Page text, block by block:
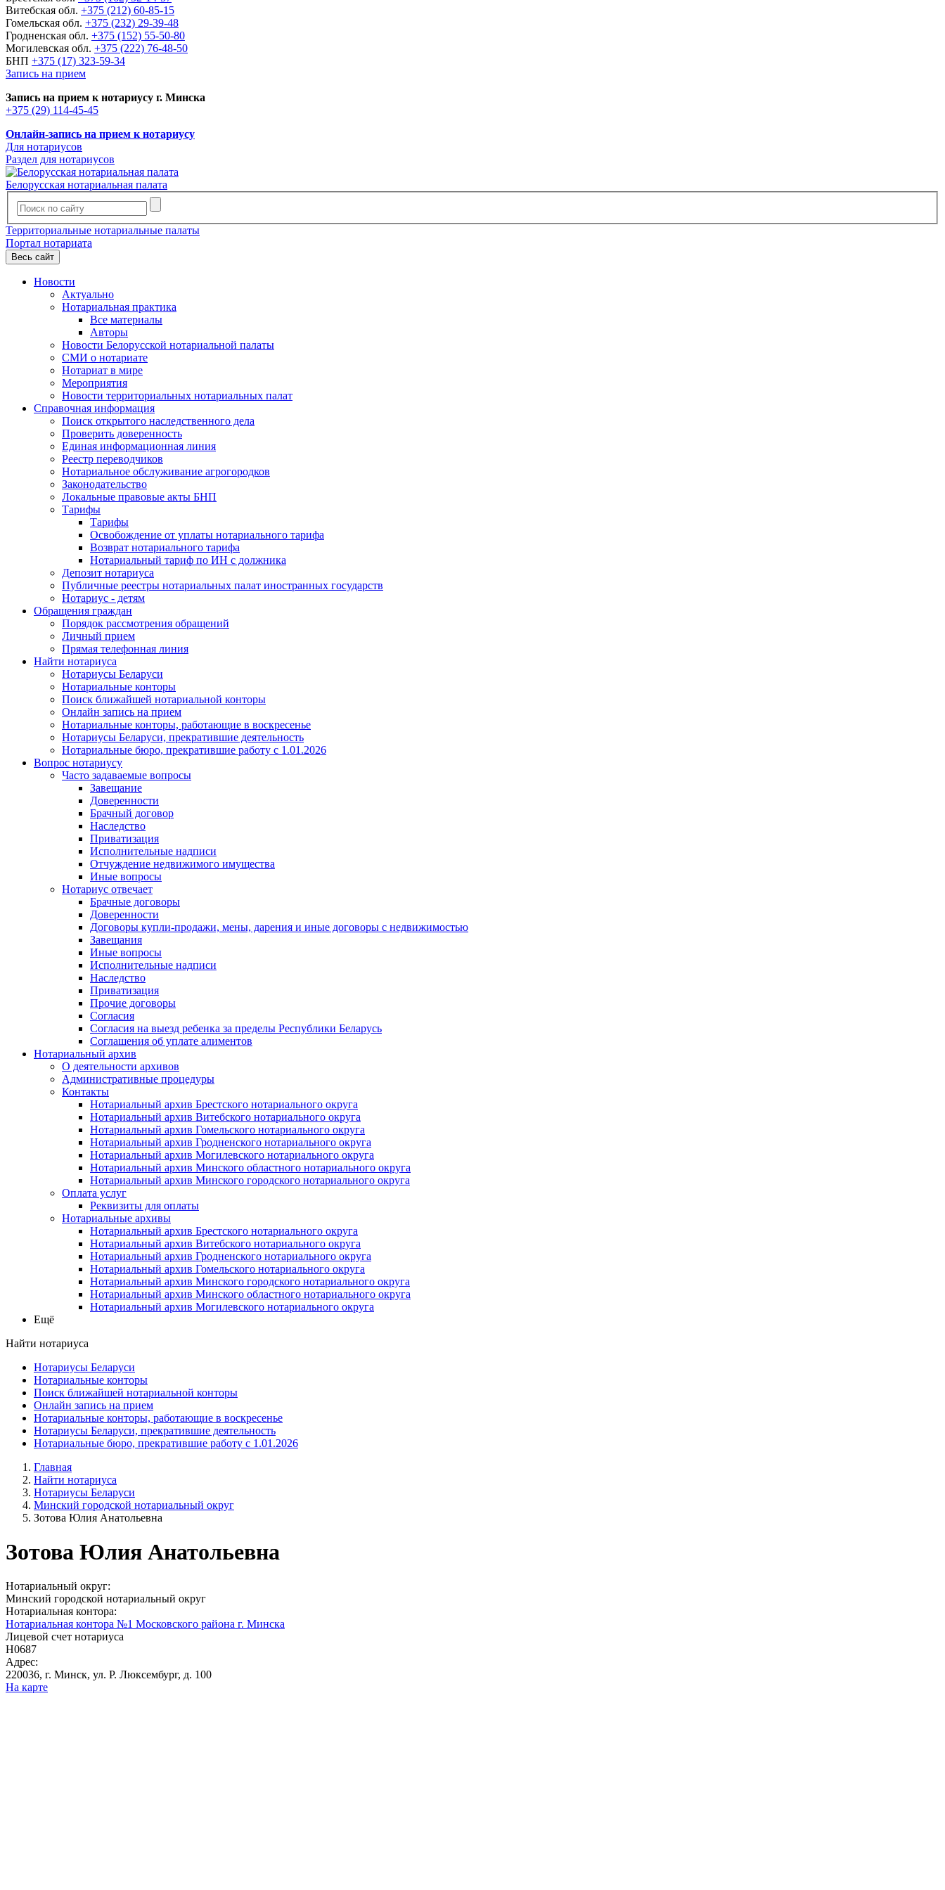
Витебская обл. +375 (212) 60-85-15
Гомельская обл. +375 (232) 29-39-48
Гродненская обл. +375 (152) 55-50-80
Могилевская обл. +375 (222) 76-48-50
БНП +375 (17) 323-59-34
Запись на прием
Запись на прием к нотариусу г. Минска
+375 (29) 114-45-45
Онлайн-запись на прием к нотариусу
Для нотариусов
Раздел для нотариусов
Белорусская нотариальная палата
Территориальные нотариальные палаты
Портал нотариата
Весь сайт
Новости
Актуально
Нотариальная практика
Все материалы
Авторы
Новости Белорусской нотариальной палаты
СМИ о нотариате
Нотариат в мире
Мероприятия
Новости территориальных нотариальных палат
Справочная информация
Поиск открытого наследственного дела
Проверить доверенность
Единая информационная линия
Реестр переводчиков
Нотариальное обслуживание агрогородков
Законодательство
Локальные правовые акты БНП
Тарифы
Тарифы
Освобождение от уплаты нотариального тарифа
Возврат нотариального тарифа
Нотариальный тариф по ИН с должника
Депозит нотариуса
Публичные реестры нотариальных палат иностранных государств
Нотариус - детям
Обращения граждан
Порядок рассмотрения обращений
Личный прием
Прямая телефонная линия
Найти нотариуса
Нотариусы Беларуси
Нотариальные конторы
Поиск ближайшей нотариальной конторы
Онлайн запись на прием
Нотариальные конторы, работающие в воскресенье
Нотариусы Беларуси, прекратившие деятельность
Нотариальные бюро, прекратившие работу с 1.01.2026
Вопрос нотариусу
Часто задаваемые вопросы
Завещание
Доверенности
Брачный договор
Наследство
Приватизация
Исполнительные надписи
Отчуждение недвижимого имущества
Иные вопросы
Нотариус отвечает
Брачные договоры
Доверенности
Договоры купли-продажи, мены, дарения и иные договоры с недвижимостью
Завещания
Иные вопросы
Исполнительные надписи
Наследство
Приватизация
Прочие договоры
Согласия
Согласия на выезд ребенка за пределы Республики Беларусь
Соглашения об уплате алиментов
Нотариальный архив
О деятельности архивов
Административные процедуры
Контакты
Нотариальный архив Брестского нотариального округа
Нотариальный архив Витебского нотариального округа
Нотариальный архив Гомельского нотариального округа
Нотариальный архив Гродненского нотариального округа
Нотариальный архив Могилевского нотариального округа
Нотариальный архив Минского областного нотариального округа
Нотариальный архив Минского городского нотариального округа
Оплата услуг
Реквизиты для оплаты
Нотариальные архивы
Нотариальный архив Брестского нотариального округа
Нотариальный архив Витебского нотариального округа
Нотариальный архив Гродненского нотариального округа
Нотариальный архив Гомельского нотариального округа
Нотариальный архив Минского городского нотариального округа
Нотариальный архив Минского областного нотариального округа
Нотариальный архив Могилевского нотариального округа
Ещё
Найти нотариуса
Нотариусы Беларуси
Нотариальные конторы
Поиск ближайшей нотариальной конторы
Онлайн запись на прием
Нотариальные конторы, работающие в воскресенье
Нотариусы Беларуси, прекратившие деятельность
Нотариальные бюро, прекратившие работу с 1.01.2026
Главная
Найти нотариуса
Нотариусы Беларуси
Минский городской нотариальный округ
Зотова Юлия Анатольевна
Зотова Юлия Анатольевна
Нотариальный округ:
Минский городской нотариальный округ
Нотариальная контора:
Нотариальная контора №1 Московского района г. Минска
Лицевой счет нотариуса
Н0687
Адрес:
220036, г. Минск, ул. Р. Люксембург, д. 100
На карте